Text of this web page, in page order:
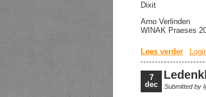
Dixit
Arno Verlinden
WINAK Praeses
Lees verder over
7
dec
Submitted by